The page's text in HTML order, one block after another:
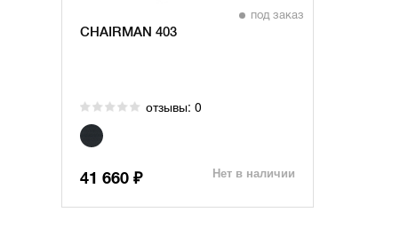
под заказ
CHAIRMAN 403
отзывы: 0
41 660 ₽ Нет в наличии